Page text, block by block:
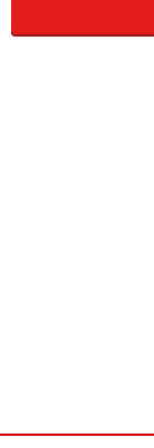
する大量のパ
はニッケルを選